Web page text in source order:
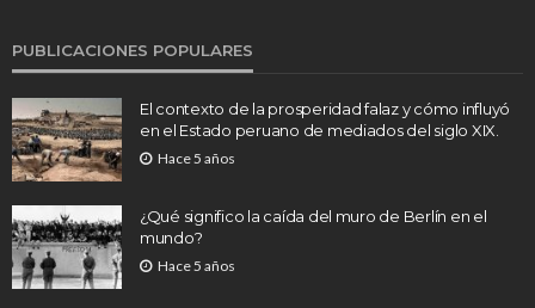
PUBLICACIONES POPULARES
El contexto de la prosperidad falaz y cómo influyó
en el Estado peruano de mediados del siglo XIX.
Hace 5 años
¿Qué significo la caída del muro de Berlín en el
mundo?
Hace 5 años